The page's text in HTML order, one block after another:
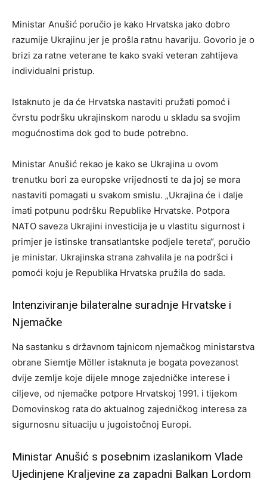
Ministar Anušić poručio je kako Hrvatska jako dobro
razumije Ukrajinu jer je prošla ratnu havariju. Govorio je o
brizi za ratne veterane te kako svaki veteran zahtijeva
individualni pristup.
Istaknuto je da će Hrvatska nastaviti pružati pomoć i
čvrstu podršku ukrajinskom narodu u skladu sa svojim
mogućnostima dok god to bude potrebno.
Ministar Anušić rekao je kako se Ukrajina u ovom
trenutku bori za europske vrijednosti te da joj se mora
nastaviti pomagati u svakom smislu. „Ukrajina će i dalje
imati potpunu podršku Republike Hrvatske. Potpora
NATO saveza Ukrajini investicija je u vlastitu sigurnost i
primjer je istinske transatlantske podjele tereta“, poručio
je ministar. Ukrajinska strana zahvalila je na podršci i
pomoći koju je Republika Hrvatska pružila do sada.
Intenziviranje bilateralne suradnje Hrvatske i
Njemačke
Na sastanku s državnom tajnicom njemačkog ministarstva
obrane Siemtje Möller istaknuta je bogata povezanost
dvije zemlje koje dijele mnoge zajedničke interese i
ciljeve, od njemačke potpore Hrvatskoj 1991. i tijekom
Domovinskog rata do aktualnog zajedničkog interesa za
sigurnosnu situaciju u jugoistočnoj Europi.
Ministar Anušić s posebnim izaslanikom Vlade
Ujedinjene Kraljevine za zapadni Balkan Lordom